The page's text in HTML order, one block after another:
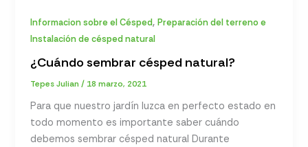
Informacion sobre el Césped,Preparación del terreno e
Instalación de césped natural
¿Cuándo sembrar césped natural?
Tepes Julian/ 18 marzo, 2021
Para que nuestro jardín luzca en perfecto estado en
todo momento es importante saber cuándo
debemos sembrar césped natural Durante